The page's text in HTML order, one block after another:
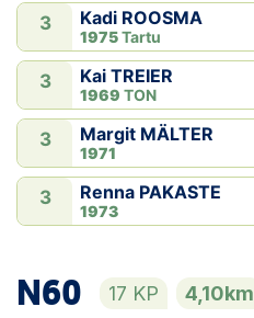
3 Kadi ROOSMA
1975Tartu
3 Kai TREIER
1969 TON
3 Margit MÄLTER
1971
3 Renna PAKASTE
1973
N60 17 KP 4,10km